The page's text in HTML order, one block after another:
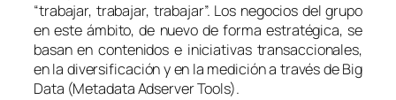
“trabajar, trabajar, trabajar”. Los negocios del grupo
en este ámbito, de nuevo de forma estratégica, se
basan en contenidos e iniciativas transaccionales,
en la diversificación y en la medición a través de Big
Data (Metadata Adserver Tools).